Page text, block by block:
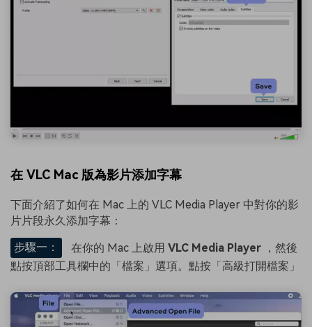
在 VLC Mac 版為影片添加字幕
下面介紹了如何在 Mac 上的 VLC Media Player 中對你的影
片片段永久添加字幕：
步驟一： 在你的 Mac 上啟用VLC Media Player ，然後
點按頂部工具欄中的「檔案」選項。點按「高級打開檔案」